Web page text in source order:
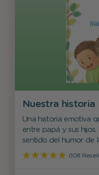
Nuestra historia
Una historia emotiva
entre papá y sus
sentido del humor de
(108